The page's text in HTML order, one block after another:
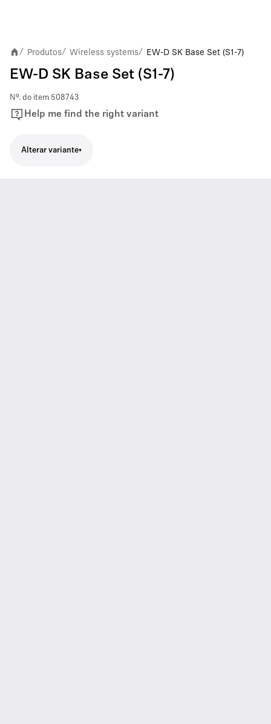
/ Produtos/ Wireless systems/ EW-D SK Base Set (S1-7)
EW-D SK Base Set (S1-7)
Nº. do item 508743
Help me find the right variant
Alterar variante